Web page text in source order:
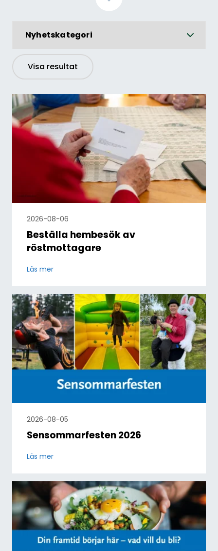
Visa resultat
2026-08-06
Beställa hembesök av
röstmottagare
Läs mer
2026-08-05
Sensommarfesten 2026
Läs mer